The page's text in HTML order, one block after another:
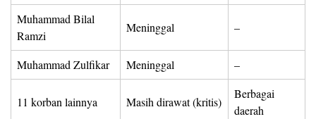
Muhammad Bilal
Ramzi
Meninggal –
Muhammad Zulfikar Meninggal –
11 korban lainnya Masih dirawat (kritis)
Berbagai
daerah